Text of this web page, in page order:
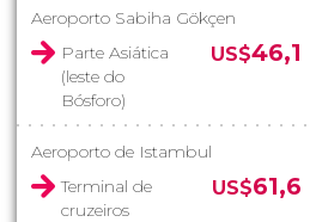
Aeroporto Sabiha Gökçen
Parte Asiática
(leste do
Bósforo)
US$46,1
Aeroporto de Istambul
Terminal de
cruzeiros
US$61,6